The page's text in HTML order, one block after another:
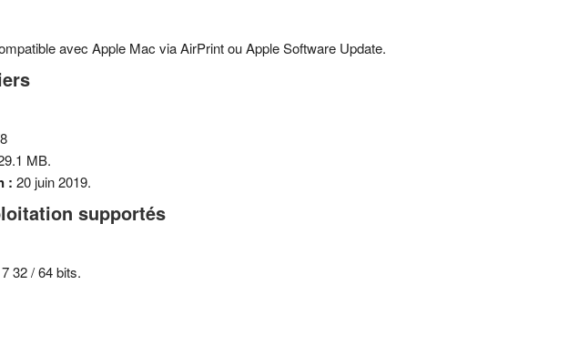
avec Apple Mac via AirPrint ou Apple Software Update.
MB.
: 20 juin 2019.
supportés
32 / 64 bits.